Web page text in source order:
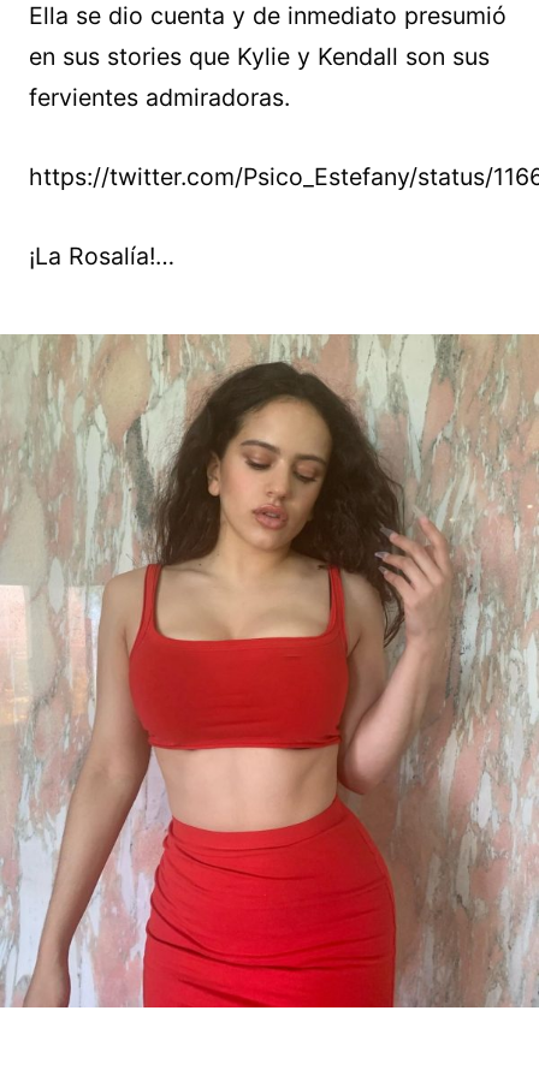
Ella se dio cuenta y de inmediato presumió
en sus stories que Kylie y Kendall son sus
fervientes admiradoras.
https://twitter.com/Psico_Estefany/status/
¡La Rosalía!…